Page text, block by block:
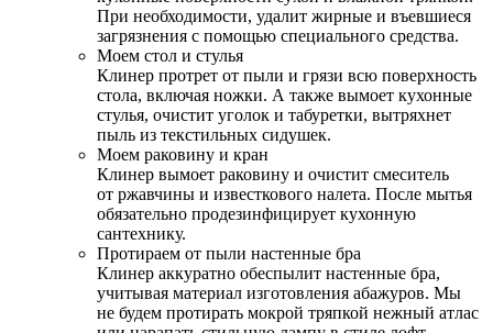
При необходимости, удалит жирные и въевшиеся
загрязнения с помощью специального средства.
Моем стол и стулья
Клинер протрет от пыли и грязи всю поверхность
стола, включая ножки. А также вымоет кухонные
стулья, очистит уголок и табуретки, вытряхнет
пыль из текстильных сидушек.
Моем раковину и кран
Клинер вымоет раковину и очистит смеситель
от ржавчины и известкового налета. После мытья
обязательно продезинфицирует кухонную
сантехнику.
Протираем от пыли настенные бра
Клинер аккуратно обеспылит настенные бра,
учитывая материал изготовления абажуров. Мы
не будем протирать мокрой тряпкой нежный атлас